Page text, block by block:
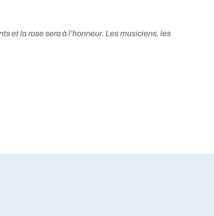
et la rose sera à l’honneur. Les musiciens, les